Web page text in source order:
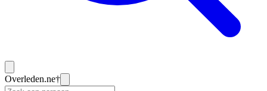
Overleden.ne†